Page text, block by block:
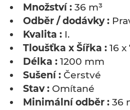
Množství : 36 m³
Odběr / dodávky :
Kvalita : I.
Tloušťka x Šířka : 16
Délka : 1200 mm
Sušení : Čerstvé
Stav : Omítané
Minimální odběr : 36